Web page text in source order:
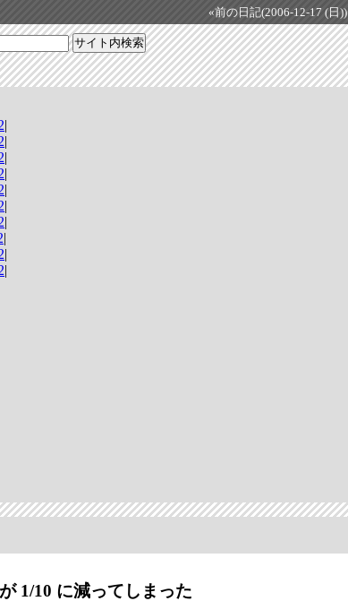
«前の日記(2006-12-17 (日))
|
|
|
|
|
|
|
|
|
|
1/10 に減ってしまった